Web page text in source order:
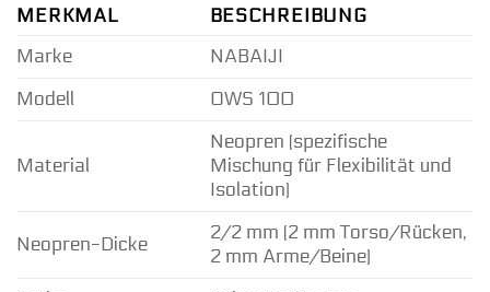
MERKMAL
BESCHREIBUNG
Marke
NABAIJI
Modell
OWS 100
Material
Neopren (spezifische
Mischung für Flexibilität und
Isolation)
Neopren-Dicke
2/2 mm (2 mm Torso/Rücken,
2 mm Arme/Beine)